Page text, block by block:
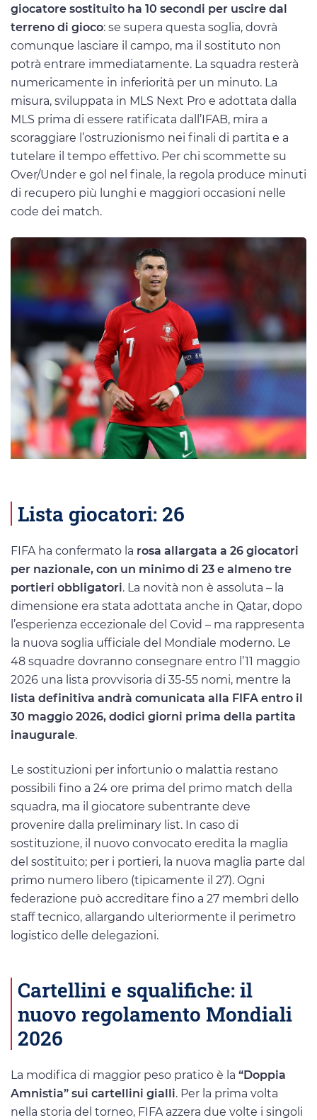
giocatore sostituito ha 10 secondi per uscire dal
terreno di gioco: se supera questa soglia, dovrà
comunque lasciare il campo, ma il sostituto non
potrà entrare immediatamente. La squadra resterà
numericamente in inferiorità per un minuto. La
misura, sviluppata in MLS Next Pro e adottata dalla
MLS prima di essere ratificata dall’IFAB, mira a
scoraggiare l’ostruzionismo nei finali di partita e a
tutelare il tempo effettivo. Per chi scommette su
Over/Under e gol nel finale, la regola produce minuti
di recupero più lunghi e maggiori occasioni nelle
code dei match.
Lista giocatori: 26
FIFA ha confermato la rosa allargata a 26 giocatori
per nazionale, con un minimo di 23 e almeno tre
portieri obbligatori. La novità non è assoluta – la
dimensione era stata adottata anche in Qatar, dopo
l’esperienza eccezionale del Covid – ma rappresenta
la nuova soglia ufficiale del Mondiale moderno. Le
48 squadre dovranno consegnare entro l’11 maggio
2026 una lista provvisoria di 35-55 nomi, mentre la
lista definitiva andrà comunicata alla FIFA entro il
30 maggio 2026, dodici giorni prima della partita
inaugurale.
Le sostituzioni per infortunio o malattia restano
possibili fino a 24 ore prima del primo match della
squadra, ma il giocatore subentrante deve
provenire dalla preliminary list. In caso di
sostituzione, il nuovo convocato eredita la maglia
del sostituito; per i portieri, la nuova maglia parte dal
primo numero libero (tipicamente il 27). Ogni
federazione può accreditare fino a 27 membri dello
staff tecnico, allargando ulteriormente il perimetro
logistico delle delegazioni.
Cartellini e squalifiche: il
nuovo regolamento Mondiali
2026
La modifica di maggior peso pratico è la “Doppia
Amnistia” sui cartellini gialli. Per la prima volta
nella storia del torneo, FIFA azzera due volte i singoli